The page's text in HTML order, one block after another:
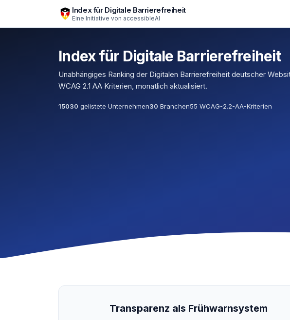
Zum Hauptinhalt springenIndex für Digitale Barrierefreiheit
Eine Initiative von accessibleAI
Index für Digitale Barrierefreiheit
Unabhängiges Ranking der Digitalen Barrierefreiheit deutscher
WCAG 2.1 AA Kriterien, monatlich aktualisiert.
15030 gelistete Unternehmen30 Branchen55 WCAG-2.2-AA-Kriterien
Transparenz als Frühwarnsystem